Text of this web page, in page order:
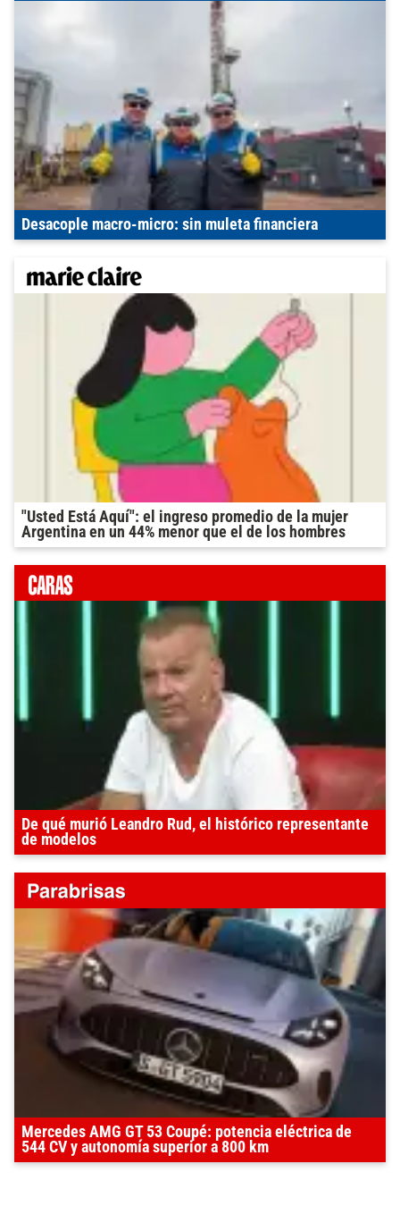
Desacople macro-micro: sin muleta financiera
"Usted Está Aquí": el ingreso promedio de la mujer
Argentina en un 44% menor que el de los hombres
De qué murió Leandro Rud, el histórico representante
de modelos
Mercedes AMG GT 53 Coupé: potencia eléctrica de
544 CV y autonomía superior a 800 km